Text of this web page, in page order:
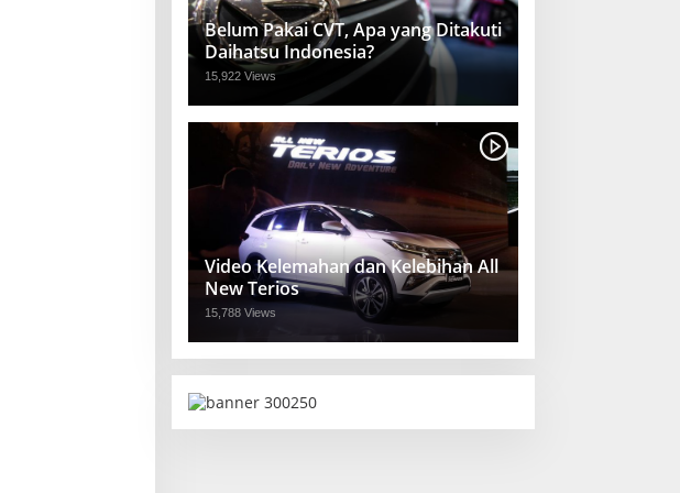
Belum Pakai CVT, Apa yang Ditakuti
Daihatsu Indonesia?
15,922 Views
Video Kelemahan dan Kelebihan All
New Terios
15,788 Views